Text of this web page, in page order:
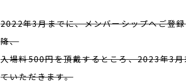
2022年3月までに、メンバーシップへご登
降、
入場料500円を頂戴するところ、2023年3
ていただきます。